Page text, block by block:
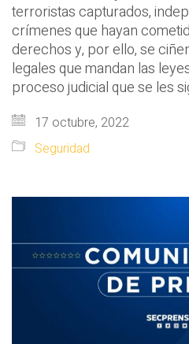
terroristas capturados,
crímenes que hayan
derechos y, por ello, se
legales que mandan las
proceso judicial que se les
17 octubre, 2022
Seguridad